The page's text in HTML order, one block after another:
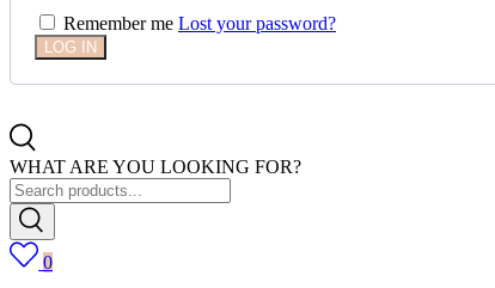
Remember me Lost your password?
WHAT ARE YOU LOOKING FOR?
0